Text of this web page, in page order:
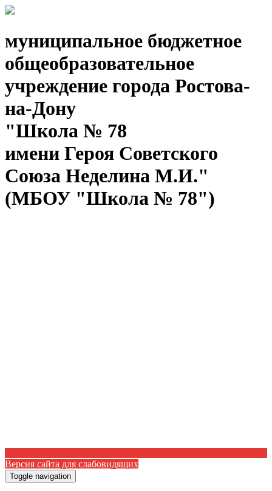
муниципальное бюджетное
общеобразовательное
учреждение города Ростова-
на-Дону
"Школа № 78
имени Героя Советского
Союза Неделина М.И."
(МБОУ "Школа № 78")
Версия сайта для слабовидящих
Toggle navigation